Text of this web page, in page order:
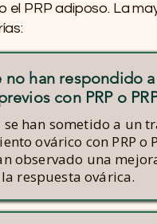
PRP adiposo. La
no han respondido a
con PRP o
se han sometido a un
ovárico con PRP o
observado una
respuesta ovárica.